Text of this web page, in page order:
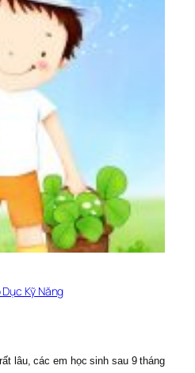
Kỹ Năng
lâu, các em học sinh sau 9 tháng